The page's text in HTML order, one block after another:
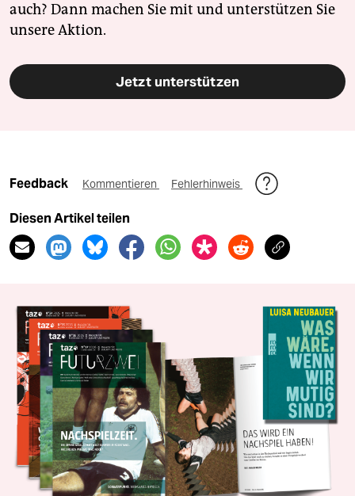
auch? Dann machen Sie mit und unterstützen Sie
unsere Aktion.
Jetzt unterstützen
Feedback Kommentieren Fehlerhinweis
Diesen Artikel teilen